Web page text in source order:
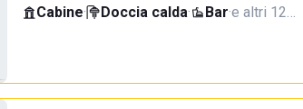
Cabine· Doccia calda· Bar·e altri 12…